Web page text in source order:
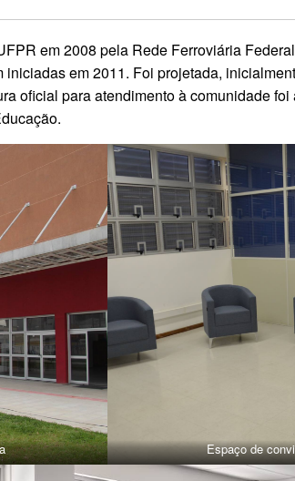
em 2008 pela Rede Ferroviária
em 2011. Foi projetada,
oficial para atendimento à comunidade
Espaço de